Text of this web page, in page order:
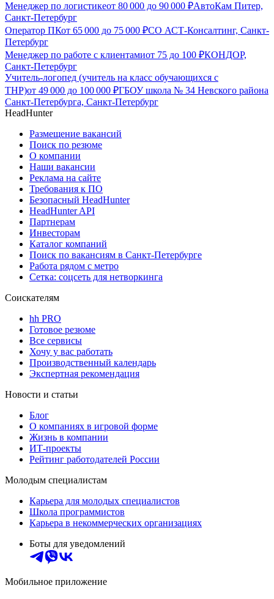
Менеджер по логистикеот 80 000 до 90 000 ₽АвтоКам Питер,
Санкт-Петербург
Оператор ПКот 65 000 до 75 000 ₽СО АСТ-Консалтинг, Санкт-
Петербург
Менеджер по работе с клиентамиот 75 до 100 ₽КОНДОР,
Санкт-Петербург
Учитель-логопед (учитель на класс обучающихся с
ТНР)от 49 000 до 100 000 ₽ГБОУ школа № 34 Невского района
Санкт-Петербурга, Санкт-Петербург
HeadHunter
Размещение вакансий
Поиск по резюме
О компании
Наши вакансии
Реклама на сайте
Требования к ПО
Безопасный HeadHunter
HeadHunter API
Партнерам
Инвесторам
Каталог компаний
Поиск по вакансиям в Санкт-Петербурге
Работа рядом с метро
Сетка: соцсеть для нетворкинга
Соискателям
hh PRO
Готовое резюме
Все сервисы
Хочу у вас работать
Производственный календарь
Экспертная рекомендация
Новости и статьи
Блог
О компаниях в игровой форме
Жизнь в компании
ИТ-проекты
Рейтинг работодателей России
Молодым специалистам
Карьера для молодых специалистов
Школа программистов
Карьера в некоммерческих организациях
Боты для уведомлений
Мобильное приложение